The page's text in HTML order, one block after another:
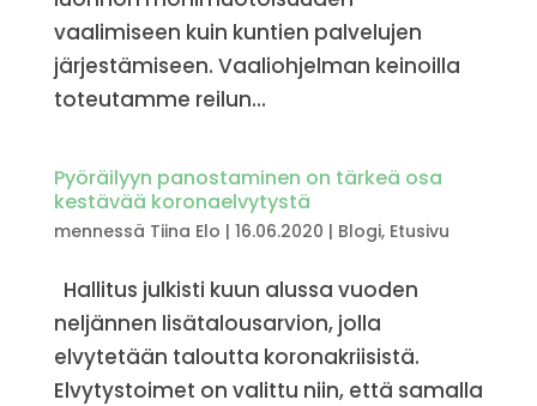
vaalimiseen kuin kuntien palvelujen
järjestämiseen. Vaaliohjelman keinoilla
toteutamme reilun...
Pyöräilyyn panostaminen on tärkeä osa
kestävää koronaelvytystä
mennessä Tiina Elo | 16.06.2020 | Blogi, Etusivu
Hallitus julkisti kuun alussa vuoden
neljännen lisätalousarvion, jolla
elvytetään taloutta koronakriisistä.
Elvytystoimet on valittu niin, että samalla